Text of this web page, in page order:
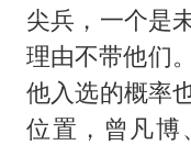
尖兵，一个是
理由不带他们
他入选的概率
位置，曾凡博